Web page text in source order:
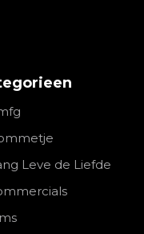
Leve de Liefde